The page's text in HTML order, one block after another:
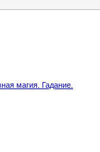
магия. Гадание.